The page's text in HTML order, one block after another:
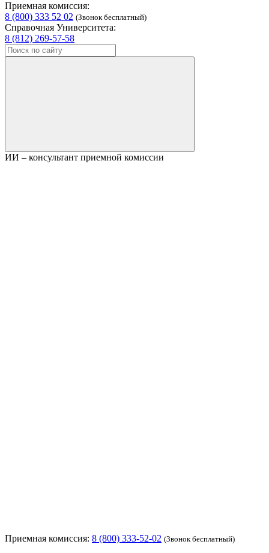
Приемная комиссия:
8 (800) 333 52 02 (Звонок бесплатный)
Справочная Университета:
8 (812) 269-57-58
ИИ – консультант приемной комиссии
Приемная комиссия: 8 (800) 333-52-02 (Звонок бесплатный)